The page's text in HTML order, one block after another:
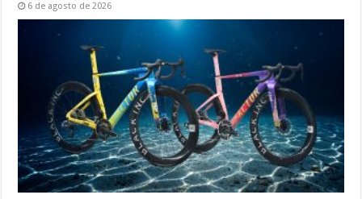
6 de agosto de 2026